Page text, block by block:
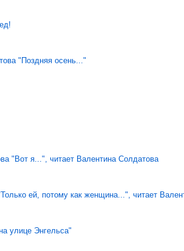
"Поздняя осень..."
"Вот я...", читает Валентина Солдатова
ей, потому как женщина...", читает
улице Энгельса"